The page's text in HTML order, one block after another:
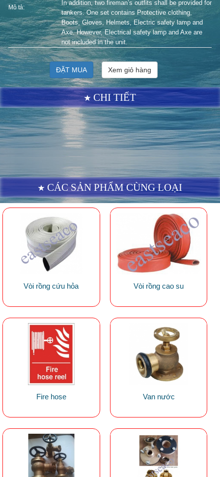
Mô tả:
In addition, two fireman’s outfits shall be provided for
tankers. One set contains Protective clothing,
Boots, Gloves, Helmets, Electric safety lamp and
Axe. However, Electrical safety lamp and Axe are
not included in the unit.
ĐẶT MUA Xem giỏ hàng
CHI TIẾT
CÁC SẢN PHẨM CÙNG LOẠI
Vòi rồng cứu hỏa Vòi rồng cao su
Fire hose Van nước